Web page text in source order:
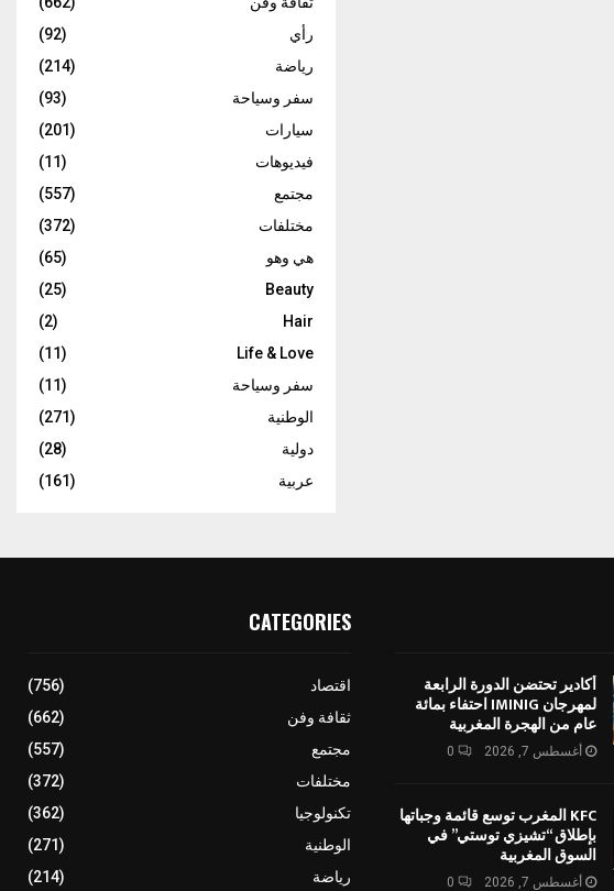
رأي
(92)
رياضة
(214)
سفر وسياحة
(93)
سيارات
(201)
فيديوهات
(11)
مجتمع
(557)
مختلفات
(372)
هي وهو
(65)
Beauty
(25)
Hair
(2)
Life & Love
(11)
سفر وسياحة
(11)
الوطنية
(271)
دولية
(28)
عربية
(161)
أكادير تحتضن الدورة الرابعة
لمهرجان IMINIG احتفاء بمائة
عام من الهجرة المغربية
أغسطس 7, 2026 0
KFC المغرب توسع قائمة وجباتها
بإطلاق “تشيزي توستي” في
السوق المغربية
أغسطس 7, 2026 0
CATEGORIES
اقتصاد
(756)
ثقافة وفن
(662)
مجتمع
(557)
مختلفات
(372)
تكنولوجيا
(362)
الوطنية
(271)
رياضة
(214)